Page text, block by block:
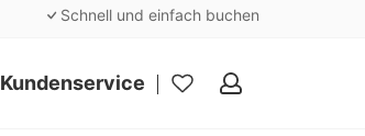
Schnell und einfach buchen
Kundenservice
Meine